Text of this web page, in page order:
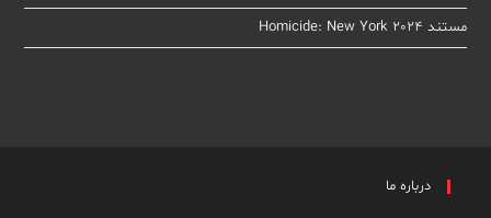
مستند Homicide: New York 2024
درباره ما